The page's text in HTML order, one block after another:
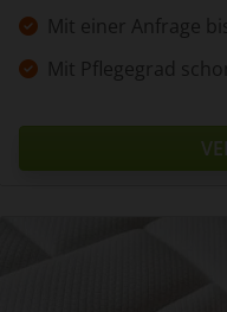
Mit einer Anfrage
Mit Pflegegrad